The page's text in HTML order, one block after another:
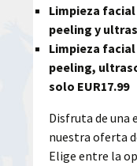
Limpieza
peeling y
Limpieza
peeling,
solo EUR17.99
Disfruta de una
nuestra oferta
Elige entre la